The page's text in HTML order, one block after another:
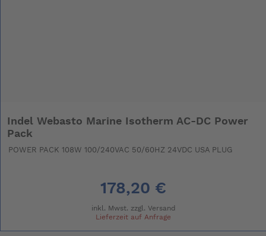
Indel Webasto Marine Isotherm AC-DC Power
Pack
POWER PACK 108W 100/240VAC 50/60HZ 24VDC USA PLUG
178,20 €
inkl. Mwst. zzgl. Versand
Lieferzeit auf Anfrage